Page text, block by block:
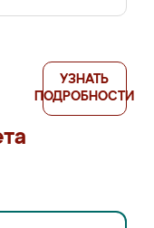
УЗНАТЬ
ПОДРОБНОСТИ